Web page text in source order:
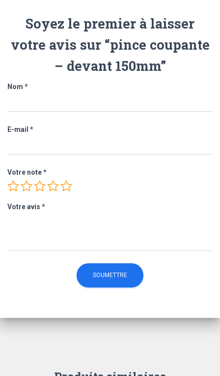
Soyez le premier à laisser
votre avis sur “pince coupante
– devant 150mm”
Nom *
E-mail *
Votre note*
Votre avis *